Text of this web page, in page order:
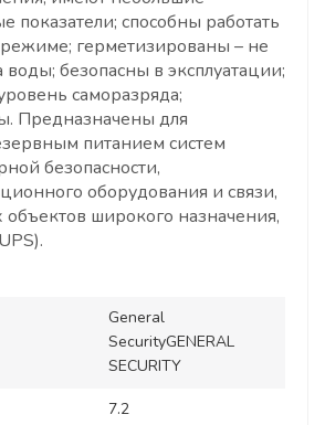
показатели; способны работать
герметизированы – не
безопасны в эксплуатации;
саморазряда;
Предназначены для
питанием систем
безопасности,
оборудования и связи,
широкого назначения,
General
SecurityGENERAL
SECURITY
7.2